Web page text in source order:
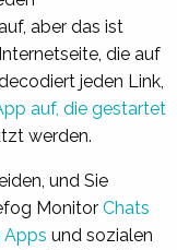
aber das ist
die auf
jeden Link,
auf, die gestartet
werden.
und Sie
Monitor Chats
Apps und sozialen